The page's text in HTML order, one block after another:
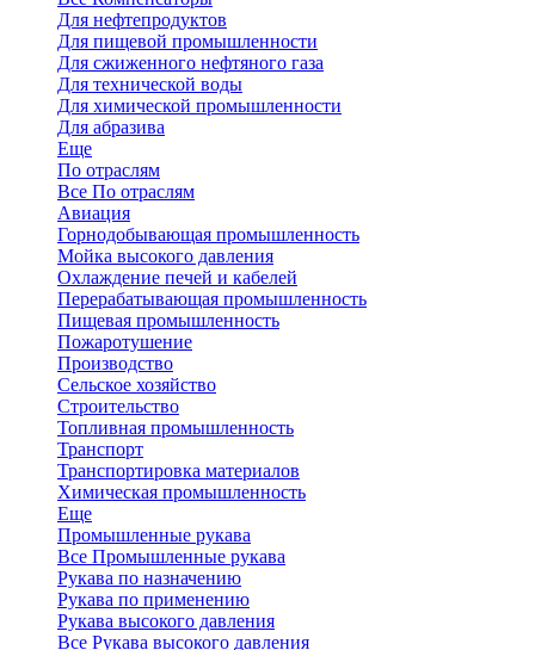
Для нефтепродуктов
Для пищевой промышленности
Для сжиженного нефтяного газа
Для технической воды
Для химической промышленности
Для абразива
Еще
По отраслям
Все По отраслям
Авиация
Горнодобывающая промышленность
Мойка высокого давления
Охлаждение печей и кабелей
Перерабатывающая промышленность
Пищевая промышленность
Пожаротушение
Производство
Сельское хозяйство
Строительство
Топливная промышленность
Транспорт
Транспортировка материалов
Химическая промышленность
Еще
Промышленные рукава
Все Промышленные рукава
Рукава по назначению
Рукава по применению
Рукава высокого давления
Все Рукава высокого давления